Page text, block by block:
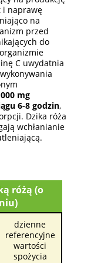
i naprawę
na
przed
do
C uwydatnia
mg
6-8 godzin,
Dzika róża
wchłanianie
różą (o
dzienne
referencyjne
wartości
spożycia